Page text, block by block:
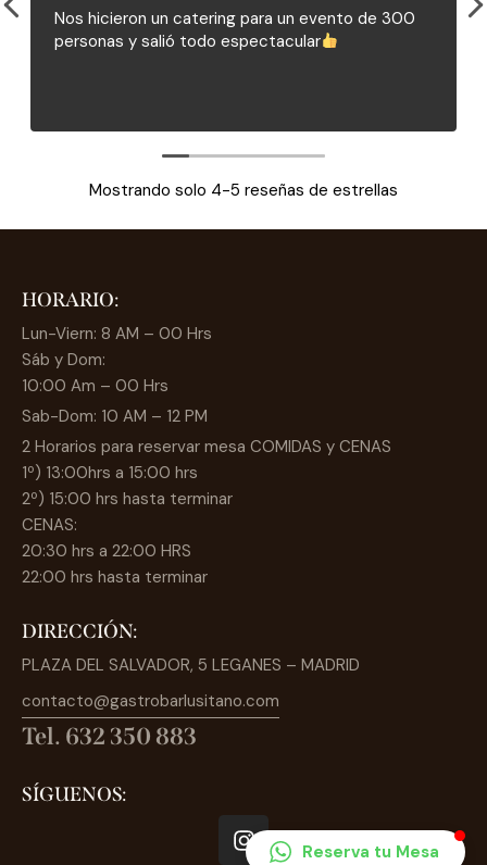
Nos hicieron un catering para un evento de 300
personas y salió todo espectacular
Mostrando solo 4-5 reseñas de estrellas
HORARIO:
Lun-Viern: 8 AM – 00 Hrs
Sáb y Dom:
10:00 Am – 00 Hrs
Sab-Dom: 10 AM – 12 PM
2 Horarios para reservar mesa COMIDAS y CENAS
1º) 13:00hrs a 15:00 hrs
2º) 15:00 hrs hasta terminar
CENAS:
20:30 hrs a 22:00 HRS
22:00 hrs hasta terminar
DIRECCIÓN:
PLAZA DEL SALVADOR, 5 LEGANES – MADRID
contacto@gastrobarlusitano.com
Tel. 632 350 883
SÍGUENOS:
Reserva tu Mesa